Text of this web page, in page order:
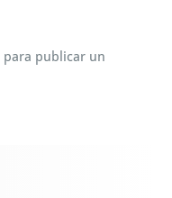
para publicar un